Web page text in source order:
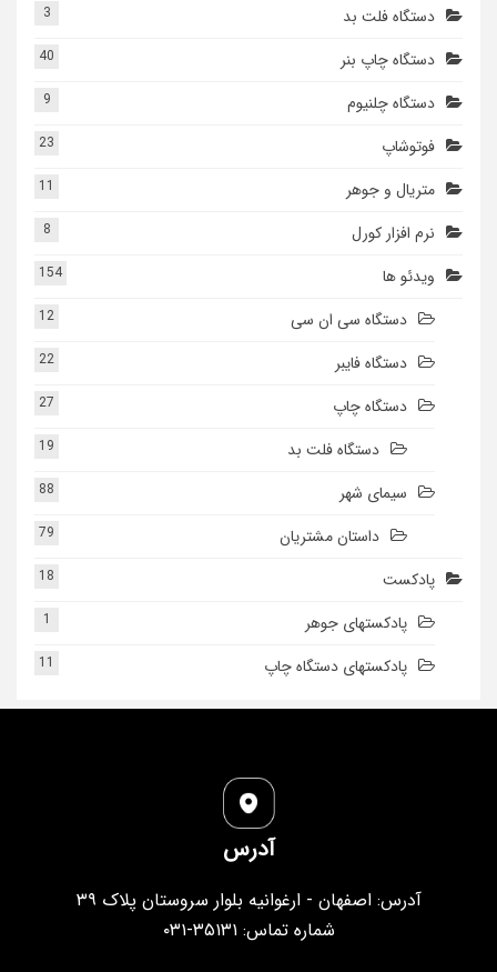
دستگاه فلت بد 3
دستگاه چاپ بنر 40
دستگاه چلنیوم 9
فوتوشاپ 23
متریال و جوهر 11
نرم افزار کورل 8
ویدئو ها 154
دستگاه سی ان سی 12
دستگاه فایبر 22
دستگاه چاپ 27
دستگاه فلت بد 19
سیمای شهر 88
داستان مشتریان 79
پادکست 18
پادکستهای جوهر 1
پادکستهای دستگاه چاپ 11
آدرس
آدرس: اصفهان - ارغوانیه بلوار سروستان پلاک ۳۹
شماره تماس: ۳۵۱۳۱-۰۳۱